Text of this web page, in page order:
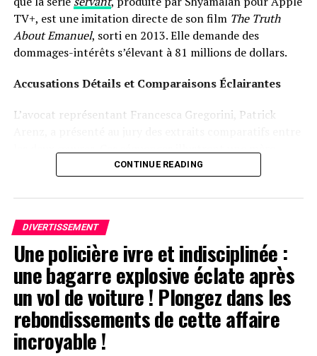
TV+, est une imitation directe de son film The Truth
About Emanuel, sorti en 2013. Elle demande des
dommages-intérêts s’élevant à 81 millions de dollars.
Accusations Détails et Comparaisons Éclairantes
L’avocat représentant Francesca Gregorini, Patrick
prenant soin d’une poupée comme si c’était un véritable
enfant, assistée par une nourrice. « C’est un cas
flagrant », a-t-il déclaré devant le jury selon
Variety. »SansEmanuel
Divergences dans les Arguments Juridiques
En réponse aux allégations portées contre lui, l’équipe
juridique défendant Shyamalan soutient que Tony
Basgallop, le créateur britannique derrière la série
Servant, avait commencé à développer ce projet bien
avant la sortie du film de Francesca Gregorini.
CONTINUE READING
DIVERTISSEMENT
Une policière ivre et indisciplinée :
une bagarre explosive éclate après
un vol de voiture ! Plongez dans les
rebondissements de cette affaire
incroyable !